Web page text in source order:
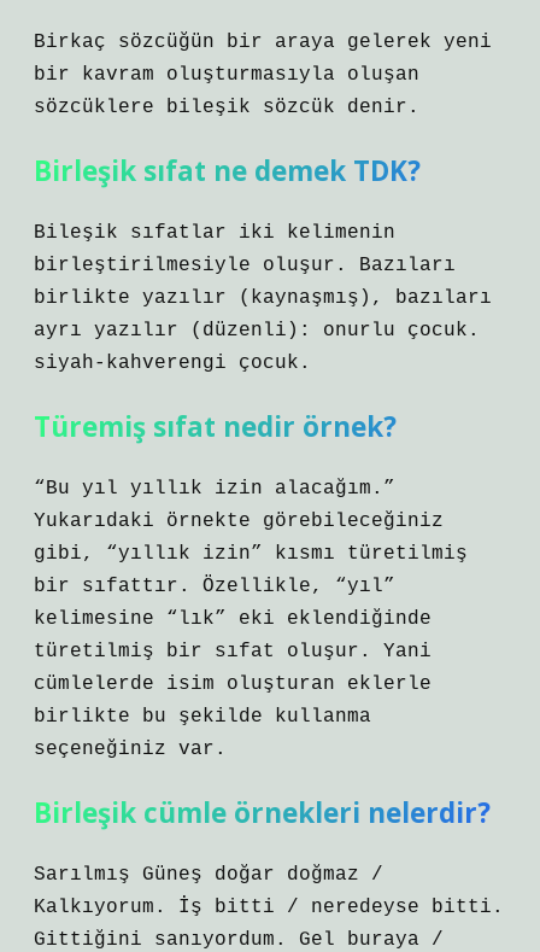
Birkaç sözcüğün bir araya gelerek yeni
bir kavram oluşturmasıyla oluşan
sözcüklere bileşik sözcük denir.
Birleşik sıfat ne demek TDK?
Bileşik sıfatlar iki kelimenin
birleştirilmesiyle oluşur. Bazıları
birlikte yazılır (kaynaşmış), bazıları
ayrı yazılır (düzenli): onurlu çocuk.
siyah-kahverengi çocuk.
Türemiş sıfat nedir örnek?
“Bu yıl yıllık izin alacağım.”
Yukarıdaki örnekte görebileceğiniz
gibi, “yıllık izin” kısmı türetilmiş
bir sıfattır. Özellikle, “yıl”
kelimesine “lık” eki eklendiğinde
türetilmiş bir sıfat oluşur. Yani
cümlelerde isim oluşturan eklerle
birlikte bu şekilde kullanma
seçeneğiniz var.
Birleşik cümle örnekleri nelerdir?
Sarılmış Güneş doğar doğmaz /
Kalkıyorum. İş bitti / neredeyse bitti.
Gittiğini sanıyordum. Gel buraya /